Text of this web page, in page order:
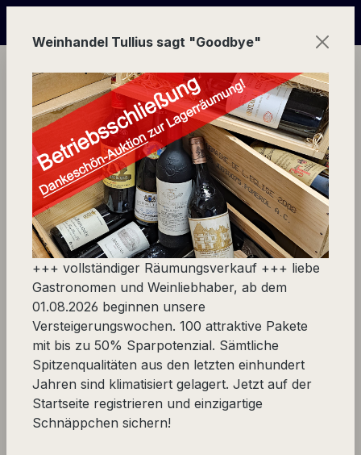
Europa Schweiz Wallis
Wallis
Produkte filtern
Weinhandel Tullius sagt "Goodbye"
+++ vollständiger Räumungsverkauf +++ liebe
Gastronomen und Weinliebhaber, ab dem
01.08.2026 beginnen unsere
Versteigerungswochen. 100 attraktive Pakete
mit bis zu 50% Sparpotenzial. Sämtliche
Spitzenqualitäten aus den letzten einhundert
Jahren sind klimatisiert gelagert. Jetzt auf der
Startseite registrieren und einzigartige
Schnäppchen sichern!